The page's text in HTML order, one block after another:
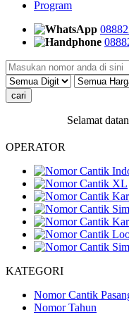
Program
Selamat
OPERATOR
KATEGORI
Nomor Cantik
Nomor Tahun